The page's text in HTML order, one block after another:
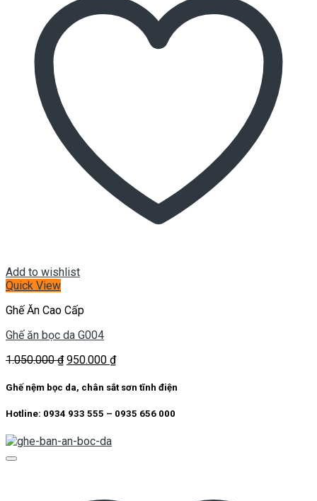
Add to wishlist
Quick View
Ghế Ăn Cao Cấp
Ghế ăn bọc da G004
1.050.000₫ Giá
là:
950.000 ₫Giá
tại
950.000 ₫.
Ghế nệm bọc da, chân sắt sơn tĩnh điện
Hotline: 0934 933 555 – 0935 656 000